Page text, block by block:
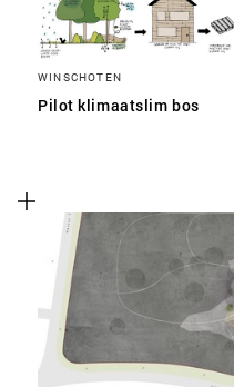
WINSCHOTEN
Pilot klimaatslim bos